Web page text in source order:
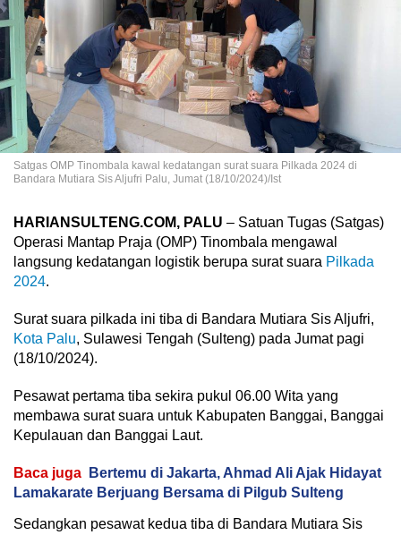
Satgas OMP Tinombala kawal kedatangan surat suara Pilkada 2024 di
Bandara Mutiara Sis Aljufri Palu, Jumat (18/10/2024)/Ist
HARIANSULTENG.COM, PALU – Satuan Tugas (Satgas)
Operasi Mantap Praja (OMP) Tinombala mengawal
langsung kedatangan logistik berupa surat suara Pilkada
2024.
Surat suara pilkada ini tiba di Bandara Mutiara Sis Aljufri,
Kota Palu, Sulawesi Tengah (Sulteng) pada Jumat pagi
(18/10/2024).
Pesawat pertama tiba sekira pukul 06.00 Wita yang
membawa surat suara untuk Kabupaten Banggai, Banggai
Kepulauan dan Banggai Laut.
Baca juga
Bertemu di Jakarta, Ahmad Ali Ajak Hidayat
Lamakarate Berjuang Bersama di Pilgub Sulteng
Sedangkan pesawat kedua tiba di Bandara Mutiara Sis